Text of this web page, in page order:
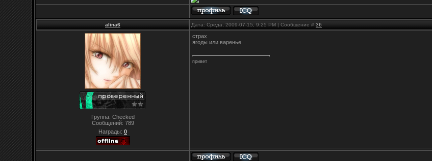
alina6 Дата: Среда, 2009-07-15, 9:25 PM | Сообщение # 36
Группа: Checked
Сообщений: 789
Награды: 0
страх
ягоды или варенье
привет